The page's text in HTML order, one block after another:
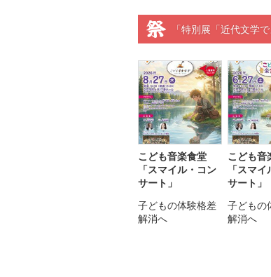
「特別展「近代文学
こども音楽食堂
「スマイル・コン
サート」
子どもの体験格差
解消へ
こども音
「スマ
サート」
子どもの
解消へ